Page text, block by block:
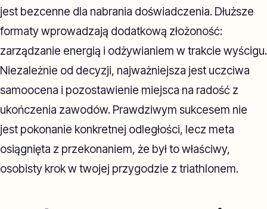
jest bezcenne dla nabrania doświadczenia. Dłuższe
formaty wprowadzają dodatkową złożoność:
zarządzanie energią i odżywianiem w trakcie wyścigu.
Niezależnie od decyzji, najważniejsza jest uczciwa
samoocena i pozostawienie miejsca na radość z
ukończenia zawodów. Prawdziwym sukcesem nie
jest pokonanie konkretnej odległości, lecz meta
osiągnięta z przekonaniem, że był to właściwy,
osobisty krok w twojej przygodzie z triathlonem.